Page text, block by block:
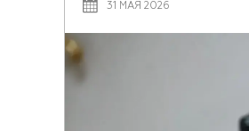
31 МАЯ 2026